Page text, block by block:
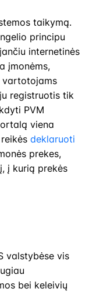
taikymą.
principu
internetinės
įmonėms,
vartotojams
registruotis tik
PVM
viena
deklaruoti
prekes,
į kurią prekės
valstybėse vis
bei keleivių